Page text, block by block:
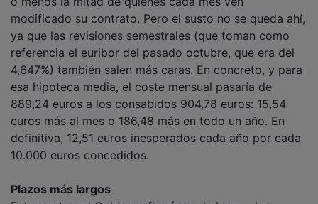
modificado su contrato. Pero el susto no se queda ahí,
ya que las revisiones semestrales (que toman como
referencia el euribor del pasado octubre, que era del
4,647%) también salen más caras. En concreto, y para
esa hipoteca media, el coste mensual pasaría de
889,24 euros a los consabidos 904,78 euros: 15,54
euros más al mes o 186,48 más en todo un año. En
definitiva, 12,51 euros inesperados cada año por cada
10.000 euros concedidos.
Este martes, el Gobierno firmó con la banca, los